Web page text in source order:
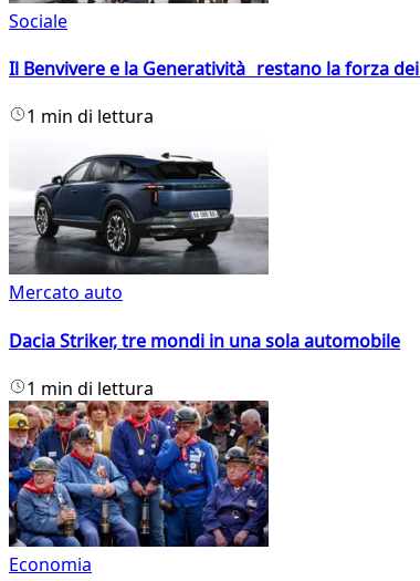
Sociale
Il Benvivere e la Generatività restano la forza
1 min di lettura
Mercato auto
Dacia Striker, tre mondi in una sola automobile
1 min di lettura
Economia